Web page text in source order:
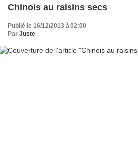
Chinois au raisins secs
Publié le 16/12/2013 à 02:00
Par Juste